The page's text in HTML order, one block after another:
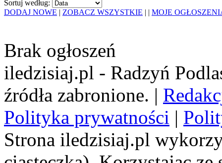
Sortuj według:
DODAJ NOWE | ZOBACZ WSZYSTKIE | | MOJE
Brak ogłoszeń
iledzisiaj.pl - Radzyń
źródła zabronione. |
Polityka prywatności |
Strona iledzisiaj.pl